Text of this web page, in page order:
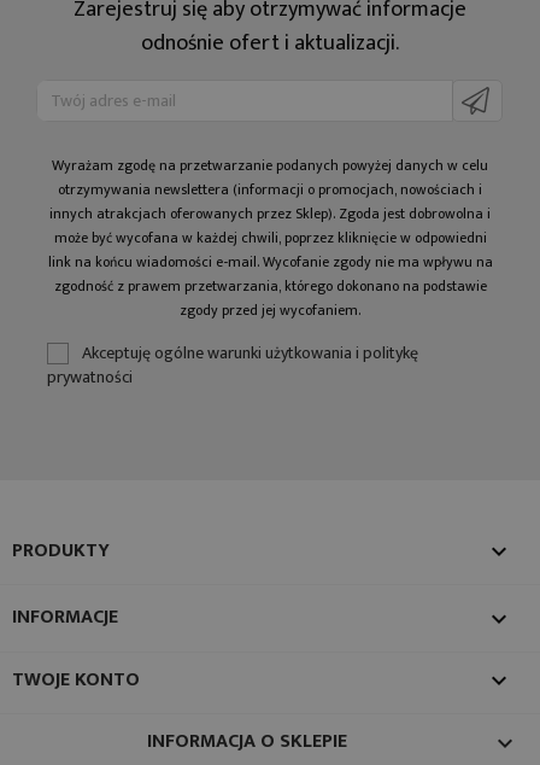
Zarejestruj się aby otrzymywać informacje
odnośnie ofert i aktualizacji.
Wyrażam zgodę na prze­twa­rza­nie po­da­nych powyżej danych w celu
otrzy­my­wa­nia newslettera (informacji o promocjach, nowościach i
innych atrakcjach oferowanych przez Sklep). Zgoda jest dobrowolna i
może być wycofana w każdej chwili, poprzez kliknięcie w odpowiedni
link na końcu wiadomości e-mail. Wycofanie zgody nie ma wpływu na
zgodność z prawem przetwarzania, którego dokonano na podstawie
zgody przed jej wycofaniem.
Akceptuję ogólne warunki użytkowania i politykę
prywatności
PRODUKTY 
INFORMACJE 
TWOJE KONTO 
INFORMACJA O SKLEPIE keyboard_arrow_down